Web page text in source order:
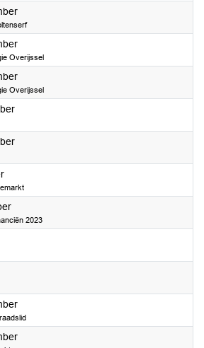
2023
2023
Overijssel
2023
Overijssel
2023
2023
2023
2023
2023
2023
2023